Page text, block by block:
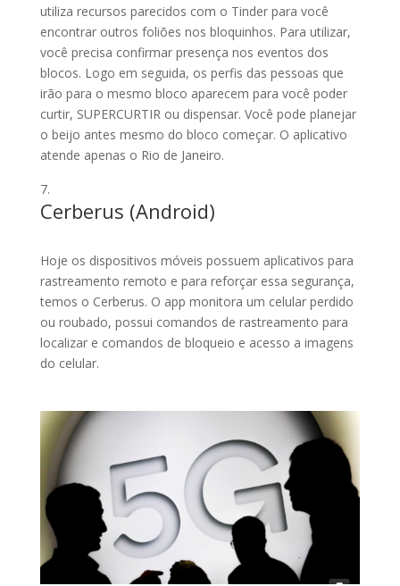
utiliza recursos parecidos com o Tinder para você
encontrar outros foliões nos bloquinhos. Para utilizar,
você precisa confirmar presença nos eventos dos
blocos. Logo em seguida, os perfis das pessoas que
irão para o mesmo bloco aparecem para você poder
curtir, SUPERCURTIR ou dispensar. Você pode planejar
o beijo antes mesmo do bloco começar. O aplicativo
atende apenas o Rio de Janeiro.
Cerberus (Android)
Hoje os dispositivos móveis possuem aplicativos para
rastreamento remoto e para reforçar essa segurança,
temos o Cerberus. O app monitora um celular perdido
ou roubado, possui comandos de rastreamento para
localizar e comandos de bloqueio e acesso a imagens
do celular.